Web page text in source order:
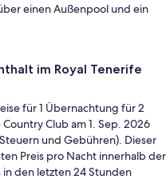
einen Außenpool und ein
im Royal Tenerife
für 1 Übernachtung für 2
Club am 1. Sep. 2026
und Gebühren). Dieser
Preis pro Nacht innerhalb der
den letzten 24 Stunden